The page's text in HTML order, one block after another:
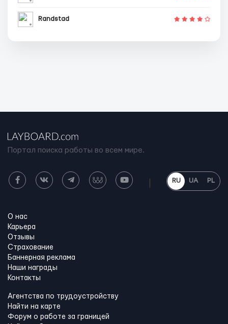
Randstad
Портал поиска работы во всем мире.
RU UA PL
О нас
Карьера
Отзывы
Страхование
Баннерная реклама
Наши награды
Контакты
Агентства по трудоустройству
Найти на карте
Форум о работе за границей